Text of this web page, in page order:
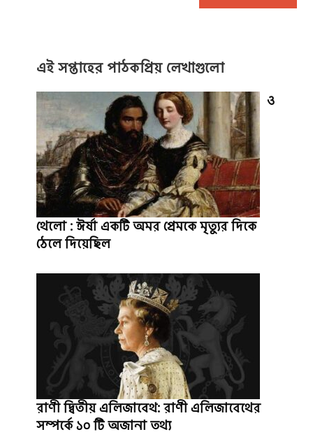
এই সপ্তাহের পাঠকপ্রিয় লেখাগুলো
ও
থেলো : ঈর্ষা একটি অমর প্রেমকে মৃত্যুর দিকে
ঠেলে দিয়েছিল
রাণী দ্বিতীয় এলিজাবেথ: রাণী এলিজাবেথের
সম্পর্কে ১০ টি অজানা তথ্য